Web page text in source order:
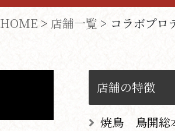
HOME > 店舗一覧 > コラボプロ
店舗の特徴
焼鳥 鳥開総